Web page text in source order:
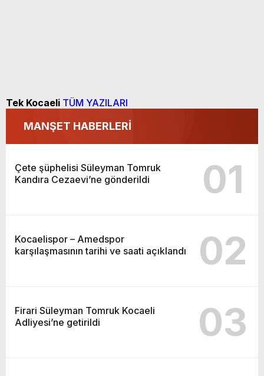
Tek Kocaeli TÜM YAZILARI
MANŞET HABERLERİ
Çete şüphelisi Süleyman Tomruk
Kandıra Cezaevi’ne gönderildi
01
Kocaelispor – Amedspor
karşılaşmasının tarihi ve saati açıklandı
02
Firari Süleyman Tomruk Kocaeli
Adliyesi’ne getirildi
03